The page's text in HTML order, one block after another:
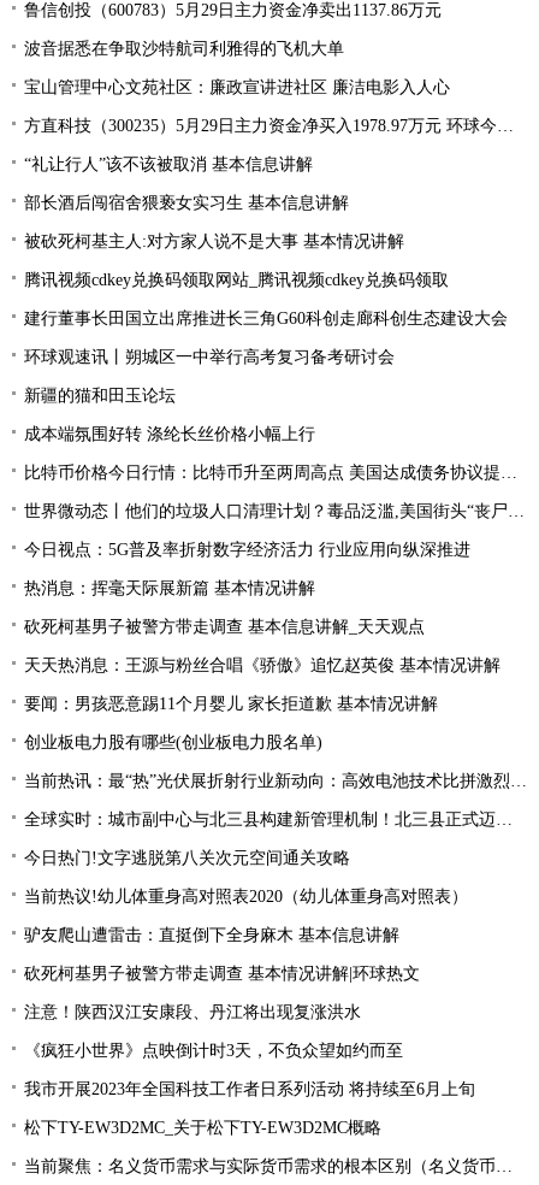
鲁信创投（600783）5月29日主力资金净卖出1137.86万元
波音据悉在争取沙特航司利雅得的飞机大单
宝山管理中心文苑社区：廉政宣讲进社区 廉洁电影入人心
方直科技（300235）5月29日主力资金净买入1978.97万元 环球今亮点
“礼让行人”该不该被取消 基本信息讲解
部长酒后闯宿舍猥亵女实习生 基本信息讲解
被砍死柯基主人:对方家人说不是大事 基本情况讲解
腾讯视频cdkey兑换码领取网站_腾讯视频cdkey兑换码领取
建行董事长田国立出席推进长三角G60科创走廊科创生态建设大会
环球观速讯丨朔城区一中举行高考复习备考研讨会
新疆的猫和田玉论坛
成本端氛围好转 涤纶长丝价格小幅上行
比特币价格今日行情：比特币升至两周高点 美国达成债务协议提振风险偏好
世界微动态丨他们的垃圾人口清理计划？毒品泛滥,美国街头“丧尸”遍地 白宫:新兴威胁
今日视点：5G普及率折射数字经济活力 行业应用向纵深推进
热消息：挥毫天际展新篇 基本情况讲解
砍死柯基男子被警方带走调查 基本信息讲解_天天观点
天天热消息：王源与粉丝合唱《骄傲》追忆赵英俊 基本情况讲解
要闻：男孩恶意踢11个月婴儿 家长拒道歉 基本情况讲解
创业板电力股有哪些(创业板电力股名单)
当前热讯：最“热”光伏展折射行业新动向：高效电池技术比拼激烈 光伏厂商掘金第二赛道
全球实时：城市副中心与北三县构建新管理机制！北三县正式迈入“北京管理”时代！
今日热门!文字逃脱第八关次元空间通关攻略
当前热议!幼儿体重身高对照表2020（幼儿体重身高对照表）
驴友爬山遭雷击：直挺倒下全身麻木 基本信息讲解
砍死柯基男子被警方带走调查 基本情况讲解|环球热文
注意！陕西汉江安康段、丹江将出现复涨洪水
《疯狂小世界》点映倒计时3天，不负众望如约而至
我市开展2023年全国科技工作者日系列活动 将持续至6月上旬
松下TY-EW3D2MC_关于松下TY-EW3D2MC概略
当前聚焦：名义货币需求与实际货币需求的根本区别（名义货币需求与实际货币需求）